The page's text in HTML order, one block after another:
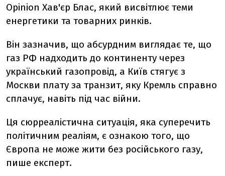
Opinion Хав'єр Блас, який висвітлює теми
енергетики та товарних ринків.
Він зазначив, що абсурдним виглядає те, що
газ РФ надходить до континенту через
український газопровід, а Київ стягує з
Москви плату за транзит, яку Кремль справно
сплачує, навіть під час війни.
Ця сюрреалістична ситуація, яка суперечить
політичним реаліям, є ознакою того, що
Європа не може жити без російського газу,
пише експерт.